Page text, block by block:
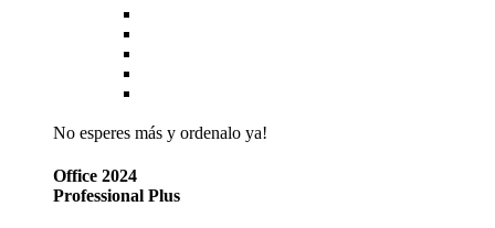
No esperes más y ordenalo ya!
Office 2024
Professional Plus